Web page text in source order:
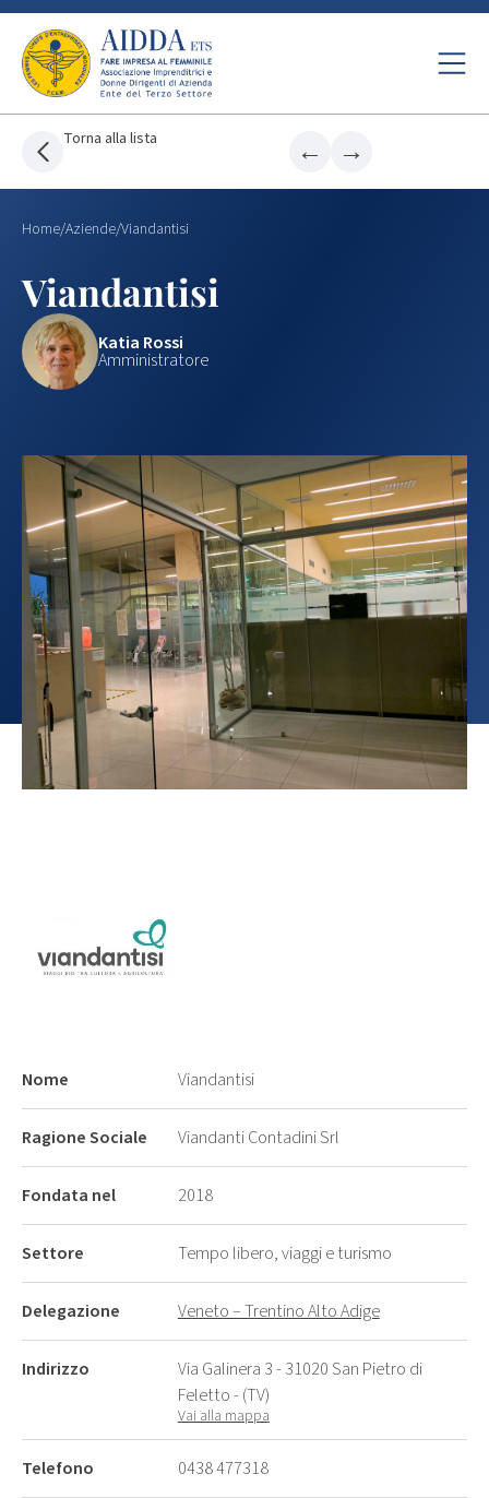
Torna alla lista ← →
Home/Aziende/Viandantisi
Viandantisi
Katia Rossi
Amministratore
Nome Viandantisi
Ragione Sociale Viandanti Contadini Srl
Fondata nel 2018
Settore Tempo libero, viaggi e turismo
Delegazione Veneto – Trentino Alto Adige
Indirizzo
Via Galinera 3 - 31020 San Pietro di
Feletto - (TV)
Vai alla mappa
Telefono 0438 477318